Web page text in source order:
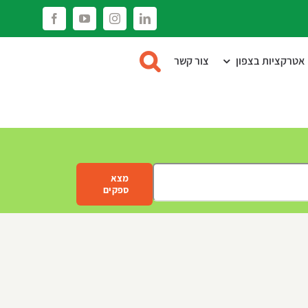
LinkedIn
Instagram
YouTube
Facebook
אטרקציות בצפון צור קשר
מצא
ספקים